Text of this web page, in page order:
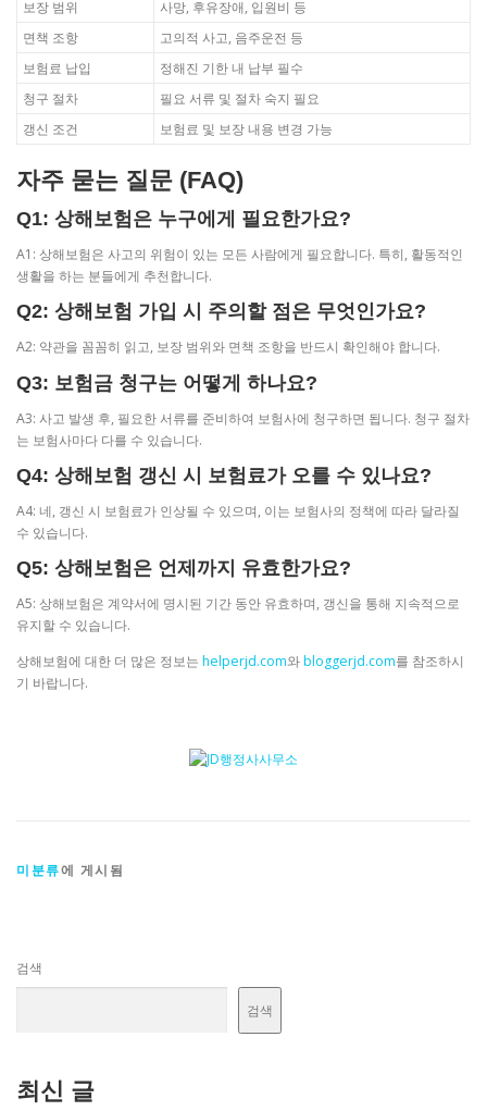
보장 범위
사망, 후유장애, 입원비 등
면책 조항
고의적 사고, 음주운전 등
보험료 납입
정해진 기한 내 납부 필수
청구 절차
필요 서류 및 절차 숙지 필요
갱신 조건
보험료 및 보장 내용 변경 가능
자주 묻는 질문 (FAQ)
Q1: 상해보험은 누구에게 필요한가요?
A1: 상해보험은 사고의 위험이 있는 모든 사람에게 필요합니다. 특히, 활동적인
생활을 하는 분들에게 추천합니다.
Q2: 상해보험 가입 시 주의할 점은 무엇인가요?
A2: 약관을 꼼꼼히 읽고, 보장 범위와 면책 조항을 반드시 확인해야 합니다.
Q3: 보험금 청구는 어떻게 하나요?
A3: 사고 발생 후, 필요한 서류를 준비하여 보험사에 청구하면 됩니다. 청구 절차
는 보험사마다 다를 수 있습니다.
Q4: 상해보험 갱신 시 보험료가 오를 수 있나요?
A4: 네, 갱신 시 보험료가 인상될 수 있으며, 이는 보험사의 정책에 따라 달라질
수 있습니다.
Q5: 상해보험은 언제까지 유효한가요?
A5: 상해보험은 계약서에 명시된 기간 동안 유효하며, 갱신을 통해 지속적으로
유지할 수 있습니다.
상해보험에 대한 더 많은 정보는 helperjd.com와bloggerjd.com를 참조하시
기 바랍니다.
미분류에 게시됨
검색
검색
최신 글